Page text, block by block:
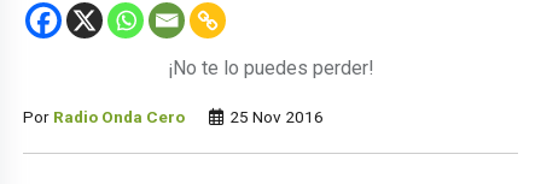
¡No te lo puedes perder!
Por Radio Onda Cero 25 Nov 2016